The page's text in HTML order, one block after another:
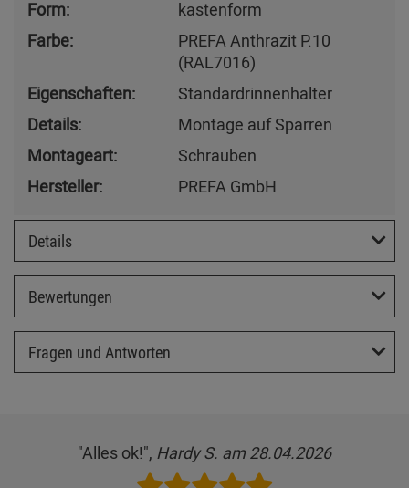
Form:
kastenform
Farbe:
PREFA Anthrazit P.10
(RAL7016)
Eigenschaften:
Standardrinnenhalter
Details:
Montage auf Sparren
Montageart:
Schrauben
Hersteller:
PREFA GmbH
Details
Bewertungen
Fragen und Antworten
"Alles ok!", Hardy S. am 28.04.2026